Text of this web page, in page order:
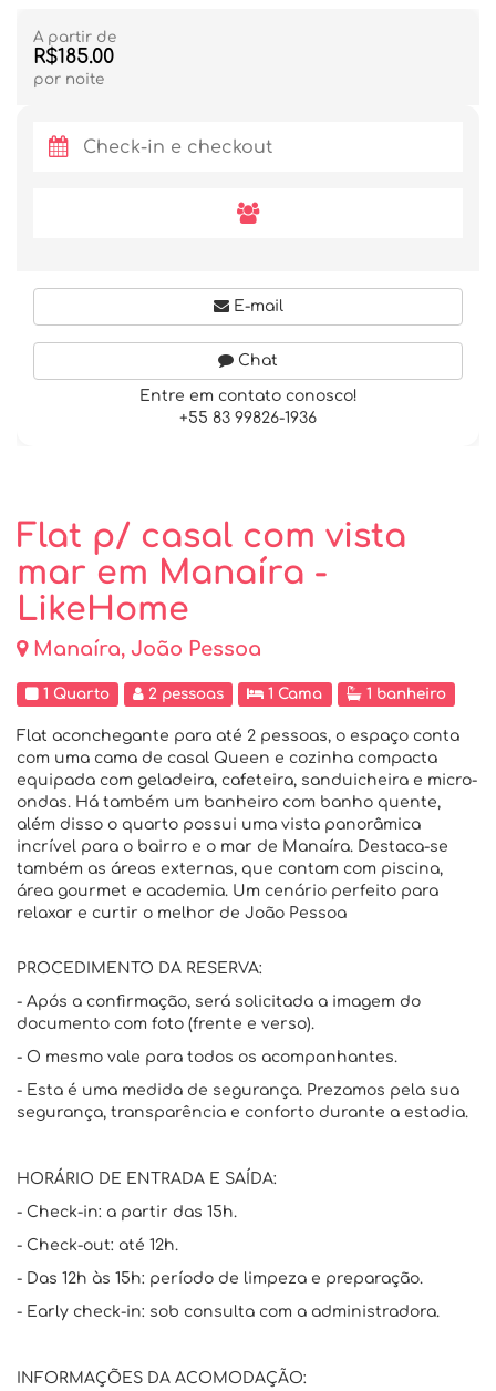
Flat p/ casal com vista
mar em Manaíra -
LikeHome
Manaíra, João Pessoa
1 Quarto 2 pessoas 1 Cama 1 banheiro
Flat aconchegante para até 2 pessoas, o espaço conta
com uma cama de casal Queen e cozinha compacta
equipada com geladeira, cafeteira, sanduicheira e micro-
ondas. Há também um banheiro com banho quente,
além disso o quarto possui uma vista panorâmica
incrível para o bairro e o mar de Manaíra. Destaca-se
também as áreas externas, que contam com piscina,
área gourmet e academia. Um cenário perfeito para
relaxar e curtir o melhor de João Pessoa
PROCEDIMENTO DA RESERVA:
- Após a confirmação, será solicitada a imagem do
documento com foto (frente e verso).
- O mesmo vale para todos os acompanhantes.
- Esta é uma medida de segurança. Prezamos pela sua
segurança, transparência e conforto durante a estadia.
HORÁRIO DE ENTRADA E SAÍDA:
- Check-in: a partir das 15h.
- Check-out: até 12h.
- Das 12h às 15h: período de limpeza e preparação.
- Early check-in: sob consulta com a administradora.
INFORMAÇÕES DA ACOMODAÇÃO:
A partir de
R$185.00
por noite
E-mail
Chat
Entre em contato conosco!
+55 83 99826-1936